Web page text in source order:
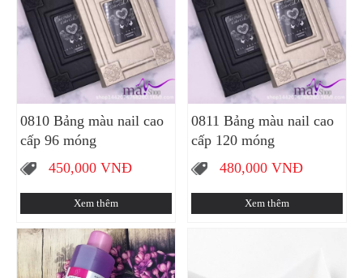
0810 Bảng màu nail cao
cấp 96 móng
450,000VNĐ
Xem thêm
0811 Bảng màu nail cao
cấp 120 móng
480,000 VNĐ
Xem thêm